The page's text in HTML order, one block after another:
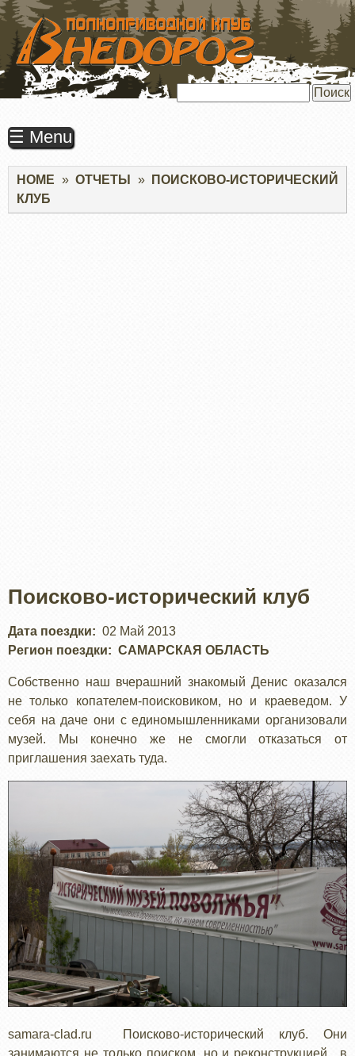
ПЕРЕЙТИ
ОСНОВНОМУ
СОДЕРЖАНИЮ
☰ Menu
Строка
навигации
HOME ОТЧЕТЫ
ПОИСКОВО-ИСТОРИЧЕСКИЙ
КЛУБ
Поисково-исторический клуб
Дата поездки
02 Май 2013
Регион поездки
САМАРСКАЯ ОБЛАСТЬ
Собственно наш вчерашний знакомый Денис оказался
не только копателем-поисковиком, но и краеведом. У
себя на даче они с единомышленниками организовали
музей. Мы конечно же не смогли отказаться от
приглашения заехать туда.
samara-clad.ru Поисково-исторический клуб. Они
занимаются не только поиском, но и реконструкцией , в